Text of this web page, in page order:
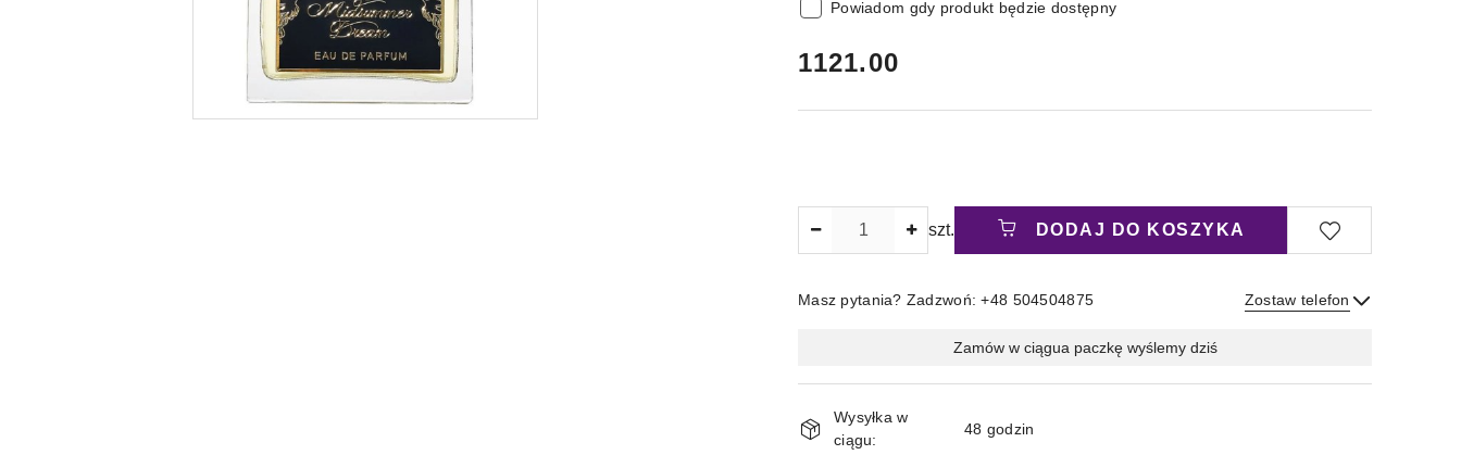
Powiadom gdy produkt będzie dostępny
cena:
1121.00
szt. DODAJ DO KOSZYKA
Masz pytania? Zadzwoń: +48 504504875 Zostaw telefon
i
dostawa
Zamów w ciągua paczkę wyślemy dziś
Wysyłka w
ciągu:
48 godzin